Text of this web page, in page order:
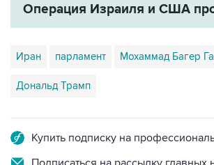
Операция Израиля и США
Иран парламент Мохаммад Багер
Дональд Трамп
Купить подписку на